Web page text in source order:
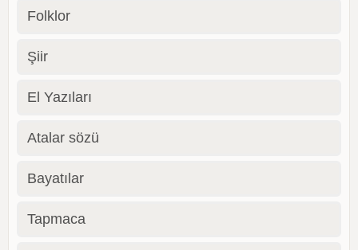
Folklor
Şiir
El Yazıları
Atalar sözü
Bayatılar
Tapmaca